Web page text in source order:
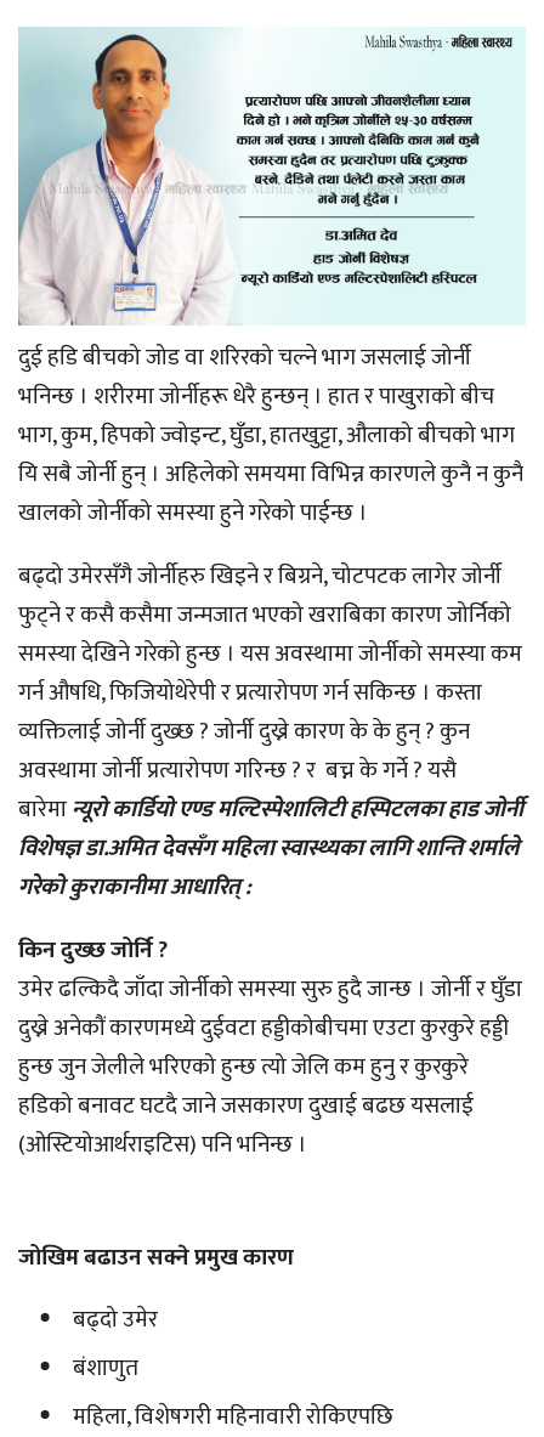
दुई हडि बीचको जोड वा शरिरको चल्ने भाग जसलाई जोर्नी
भनिन्छ । शरीरमा जोर्नीहरू धेरै हुन्छन् । हात र पाखुराको बीच
भाग, कुम, हिपको ज्वोइन्ट, घुँडा, हातखुट्टा, औलाको बीचको भाग
यि सबै जोर्नी हुन् । अहिलेको समयमा विभिन्न कारणले कुनै न कुनै
खालको जोर्नीको समस्या हुने गरेको पाईन्छ ।
बढ्दो उमेरसँगै जोर्नीहरु खिइने र बिग्रने, चोटपटक लागेर जोर्नी
फुट्ने र कसै कसैमा जन्मजात भएको खराबिका कारण जोर्निको
समस्या देखिने गरेको हुन्छ । यस अवस्थामा जोर्नीको समस्या कम
गर्न औषधि, फिजियोथेरेपी र प्रत्यारोपण गर्न सकिन्छ । कस्ता
व्यक्तिलाई जोर्नी दुख्छ ? जोर्नी दुख्ने कारण के के हुन् ? कुन
अवस्थामा जोर्नी प्रत्यारोपण गरिन्छ ? र बच्न के गर्ने ? यसै
बारेमान्यूरो कार्डियो एण्ड मल्टिस्पेशालिटी हस्पिटलका हाड जोर्नी
विशेषज्ञ डा.अमित देवसँग महिला स्वास्थ्यका लागि शान्ति शर्माले
गरेको कुराकानीमा आधारित् :
किन दुख्छ जोर्नि ?
उमेर ढल्किदै जाँदा जोर्नीको समस्या सुरु हुदै जान्छ । जोर्नी र घुँडा
दुख्ने अनेकौं कारणमध्ये दुईवटा हड्डीकोबीचमा एउटा कुरकुरे हड्डी
हुन्छ जुन जेलीले भरिएको हुन्छ त्यो जेलि कम हुनु र कुरकुरे
हडिको बनावट घटदै जाने जसकारण दुखाई बढछ यसलाई
(ओस्टियोआर्थराइटिस) पनि भनिन्छ ।
जोखिम बढाउन सक्ने प्रमुख कारण
बढ्दो उमेर
बंशाणुत
महिला, विशेषगरी महिनावारी रोकिएपछि